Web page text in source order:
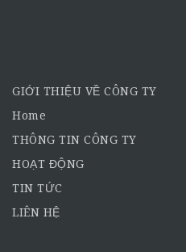
GIỚI THIỆU VỀ CÔNG TY
Home
THÔNG TIN CÔNG TY
HOẠT ĐỘNG
TIN TỨC
LIÊN HỆ